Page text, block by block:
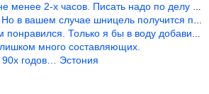
2-х часов. Писать надо по делу и подробн
вашем случае шницель получится парено-варен
Только я бы в воду добавил бы молок
много составляющих.
годов… Эстония